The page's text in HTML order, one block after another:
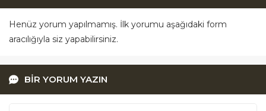
Henüz yorum yapılmamış. İlk yorumu aşağıdaki form
aracılığıyla siz yapabilirsiniz.
BİR YORUM YAZIN